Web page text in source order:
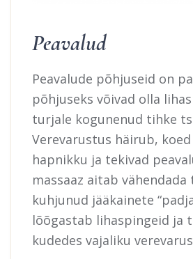
Peavalud
Peavalude põhjuseid on
põhjuseks võivad olla
turjale kogunenud tihke
Verevarustus häirub, koed
hapnikku ja tekivad
massaaz aitab vähendada
kuhjunud jääkainete
lõõgastab lihaspingeid ja
kudedes vajaliku